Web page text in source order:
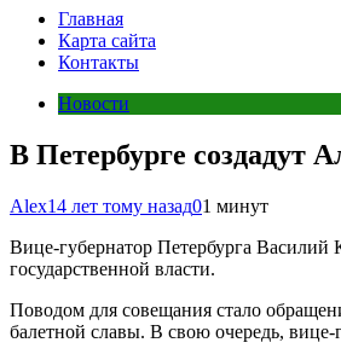
Главная
Карта сайта
Контакты
Новости
В Петербурге создадут
Alex14 лет тому назад01 минут
Вице-губернатор Петербурга
государственной власти.
Поводом для совещания стало
балетной славы. В свою очередь, вице-